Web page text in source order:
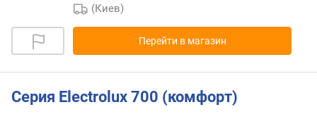
(Киев)
Перейти в магазин
Серия Electrolux 700 (комфорт)